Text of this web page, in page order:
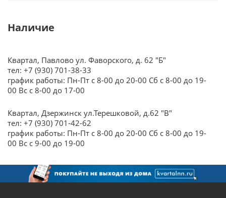
Наличие
Квартал, Павлово ул. Фаворского, д. 62 "Б"
тел: +7 (930) 701-38-33
график работы: Пн-Пт с 8-00 до 20-00 Сб с 8-00 до 19-
00 Вс с 8-00 до 17-00
Квартал, Дзержинск ул.Терешковой, д.62 "В"
тел: +7 (930) 701-42-62
график работы: Пн-Пт с 8-00 до 20-00 Сб с 8-00 до 19-
00 Вс с 9-00 до 19-00